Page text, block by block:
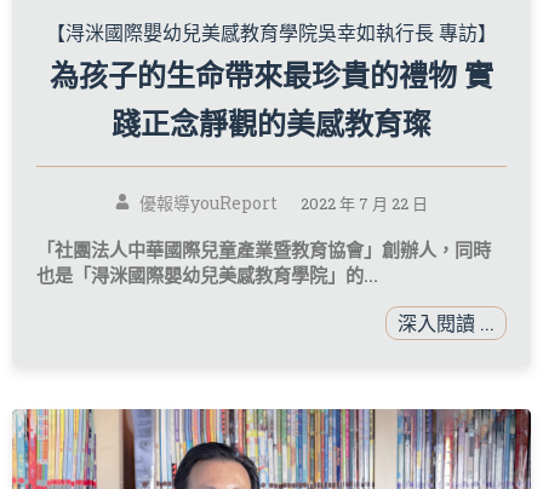
【淂洣國際嬰幼兒美感教育學院吳幸如執行長 專訪】
為孩子的生命帶來最珍貴的禮物 實
踐正念靜觀的美感教育璨
優報導youReport 2022 年 7 月 22 日
「社團法人中華國際兒童產業暨教育協會」創辦人，同時
也是「淂洣國際嬰幼兒美感教育學院」的...
深入閱讀 ...